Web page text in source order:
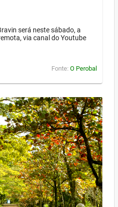
será neste sábado, a
via canal do Youtube
Fonte: O Perobal